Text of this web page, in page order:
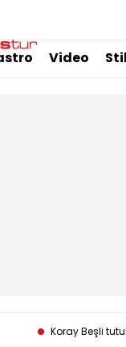
Video Stil
Koray Beşli